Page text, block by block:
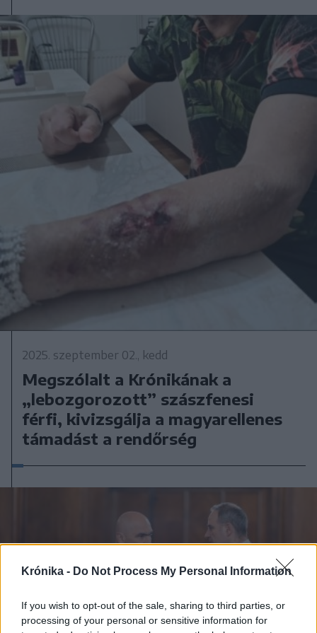
Krónika - Do Not Process My Personal Information
If you wish to opt-out of the sale, sharing to third parties, or
processing of your personal or sensitive information for
2025. szeptember 02., kedd
Megszólalt a Krónikának a
„lebozgorozott” szászfenesi
férfi, kivizsgálja a magyarellenes
támadást a rendőrség